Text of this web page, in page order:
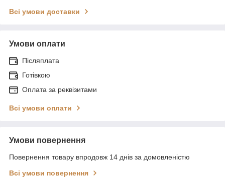
Всі умови доставки
Умови оплати
Післяплата
Готівкою
Оплата за реквізитами
Всі умови оплати
Умови повернення
Повернення товару впродовж 14 днів за домовленістю
Всі умови повернення